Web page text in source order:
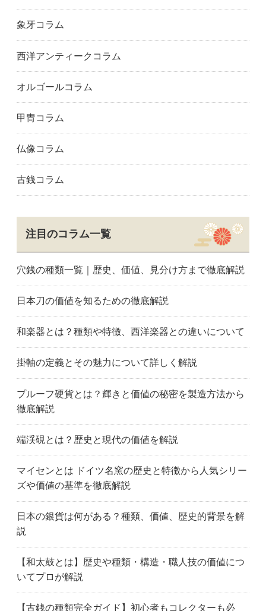
象牙コラム
西洋アンティークコラム
オルゴールコラム
甲冑コラム
仏像コラム
古銭コラム
注目のコラム一覧
穴銭の種類一覧｜歴史、価値、見分け方まで徹底解説
日本刀の価値を知るための徹底解説
和楽器とは？種類や特徴、西洋楽器との違いについて
掛軸の定義とその魅力について詳しく解説
プルーフ硬貨とは？輝きと価値の秘密を製造方法から
徹底解説
端渓硯とは？歴史と現代の価値を解説
マイセンとは ドイツ名窯の歴史と特徴から人気シリー
ズや価値の基準を徹底解説
日本の銀貨は何がある？種類、価値、歴史的背景を解
説
【和太鼓とは】歴史や種類・構造・職人技の価値につ
いてプロが解説
【古銭の種類完全ガイド】初心者もコレクターも必